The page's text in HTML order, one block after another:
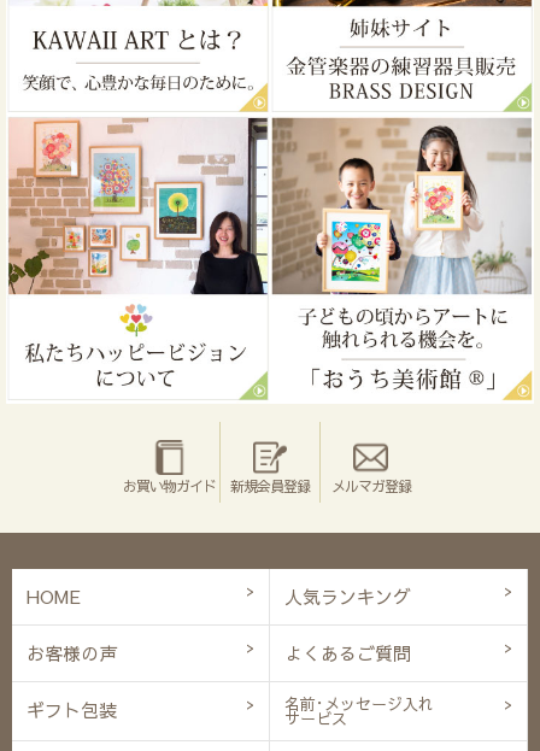
お買い物ガイド 新規会員登録 メルマガ登録
HOME 人気ランキング
お客様の声 よくあるご質問
ギフト包装 名前･メッセージ入れ
サービス